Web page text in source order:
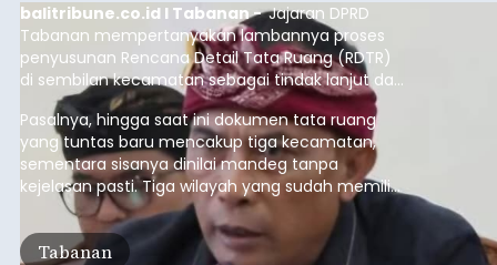
balitribune.co.id I Tabanan -Jajaran DPRD
Tabanan mempertanyakan lambannya proses
penyusunan Rencana Detail Tata Ruang (RDTR)
di sembilan kecamatan sebagai tindak lanjut dari
pelaksanaan RTRW.
Pasalnya, hingga saat ini dokumen tata ruang
yang tuntas baru mencakup tiga kecamatan,
sementara sisanya dinilai mandeg tanpa
kejelasan pasti. Tiga wilayah yang sudah memiliki
RDTR tersebut meliputi Kecamatan Kediri,
Tabanan, dan Selemadeg Barat.
Tabanan